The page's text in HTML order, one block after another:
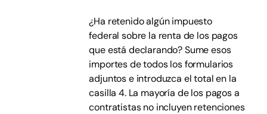
¿Ha retenido algún impuesto
federal sobre la renta de los pagos
que está declarando? Sume esos
importes de todos los formularios
adjuntos e introduzca el total en la
casilla 4. La mayoría de los pagos a
contratistas no incluyen retenciones